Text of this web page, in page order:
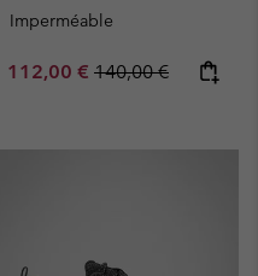
Imperméable
Sale price:
112,00 € Regular price:
140,00 €